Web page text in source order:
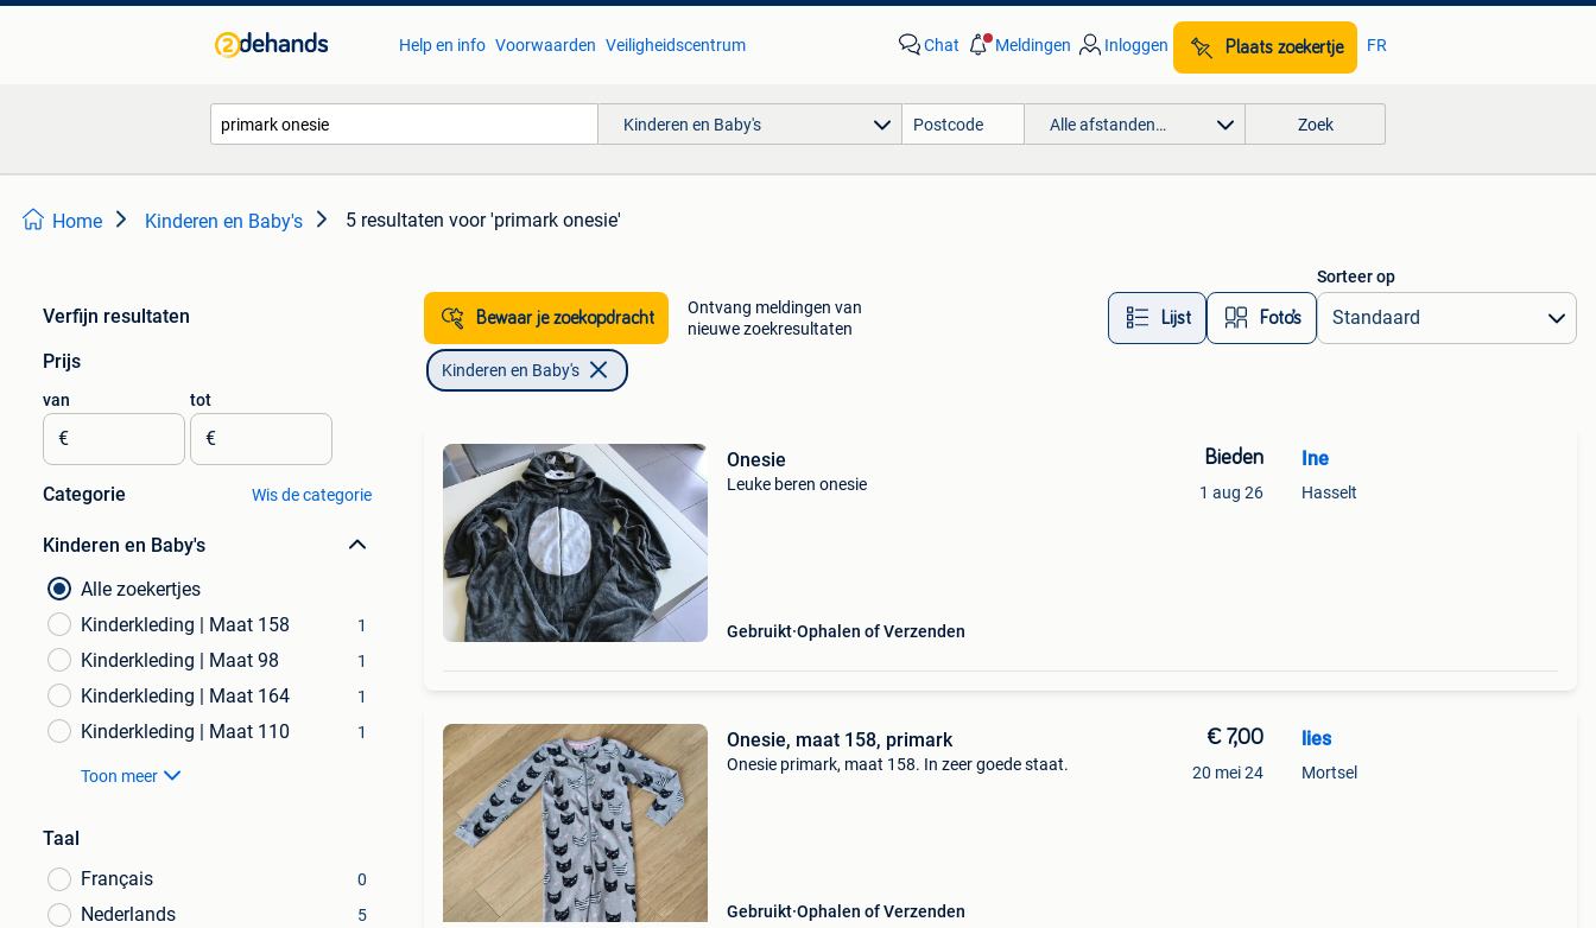
Help en info Voorwaarden Veiligheidscentrum Chat Meldingen Inloggen Plaats zoekertje FR
Kinderen en Baby's Alle afstanden… Zoek
Home Kinderen en Baby's 5 resultaten voor 'primark onesie'
Verfijn resultaten
Prijs
van
€
tot
€
Categorie Wis de categorie
Kinderen en Baby's
Alle zoekertjes
Kinderkleding | Maat 158
1
Kinderkleding | Maat 98 1
Kinderkleding | Maat 164 1
Kinderkleding | Maat 110 1
Toon meer
Taal
Français
0
Nederlands 5
Bewaar je zoekopdracht
Ontvang meldingen van
nieuwe zoekresultaten
Lijst Foto’s
Sorteer op
Kinderen en Baby's
Onesie
Leuke beren onesie
Gebruikt Ophalen of Verzenden
Bieden
1 aug 26
Ine
Hasselt
Onesie, maat 158, primark
Onesie primark, maat 158. In zeer goede staat.
Gebruikt Ophalen of Verzenden
€ 7,00
20 mei 24
lies
Mortsel